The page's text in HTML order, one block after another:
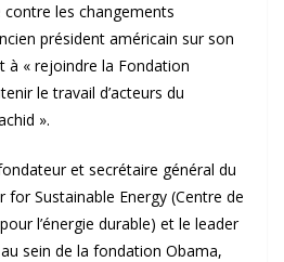
contre les changements
président américain sur son
« rejoindre la Fondation
le travail d’acteurs du
».
et secrétaire général du
for Sustainable Energy (Centre de
l’énergie durable) et le leader
sein de la fondation Obama,